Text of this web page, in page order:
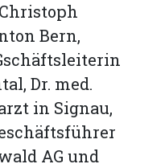
Bern,
Dr. med.
in Signau,
AG und